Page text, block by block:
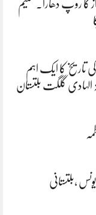
کا روپ دھارا. سلیم
عوام کی تاریخ کا ایک اہم
الہادی گلگت بلتستان
،بلتستانی